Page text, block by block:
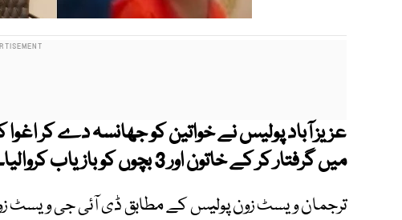
میں گرفتار کر کے خاتون اور 3 بچوں کو بازیاب کروالیا۔
ترجمان ویسٹ زون پولیس کے مطابق ڈی آئی جی ویسٹ